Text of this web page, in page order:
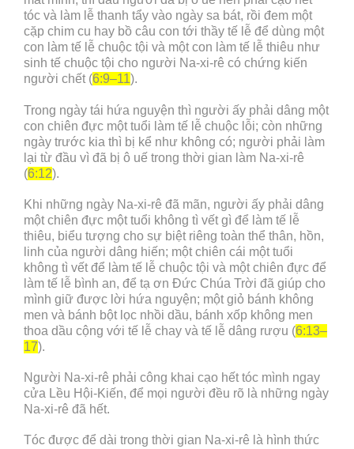
tóc và làm lễ thanh tẩy vào ngày sa bát, rồi đem một
cặp chim cu hay bồ câu con tới thầy tế lễ để dùng một
con làm tế lễ chuộc tội và một con làm tế lễ thiêu như
sinh tế chuộc tội cho người Na-xi-rê có chứng kiến
người chết (6:9–11).
Trong ngày tái hứa nguyện thì người ấy phải dâng một
con chiên đực một tuổi làm tế lễ chuộc lỗi; còn những
ngày trước kia thì bị kể như không có; người phải làm
lại từ đầu vì đã bị ô uế trong thời gian làm Na-xi-rê
(6:12).
Khi những ngày Na-xi-rê đã mãn, người ấy phải dâng
một chiên đực một tuổi không tì vết gì để làm tế lễ
thiêu, biểu tượng cho sự biệt riêng toàn thể thân, hồn,
linh của người dâng hiến; một chiên cái một tuổi
không tì vết để làm tế lễ chuộc tội và một chiên đực để
làm tế lễ bình an, để tạ ơn Đức Chúa Trời đã giúp cho
mình giữ được lời hứa nguyện; một giỏ bánh không
men và bánh bột lọc nhồi dầu, bánh xốp không men
thoa dầu cộng với tế lễ chay và tế lễ dâng rượu (6:13–
17).
Người Na-xi-rê phải công khai cạo hết tóc mình ngay
cửa Lều Hội-Kiến, để mọi người đều rõ là những ngày
Na-xi-rê đã hết.
Tóc được để dài trong thời gian Na-xi-rê là hình thức